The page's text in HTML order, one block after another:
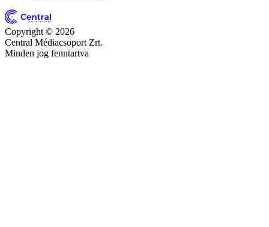
Copyright © 2026
Central Médiacsoport Zrt.
Minden jog fenntartva